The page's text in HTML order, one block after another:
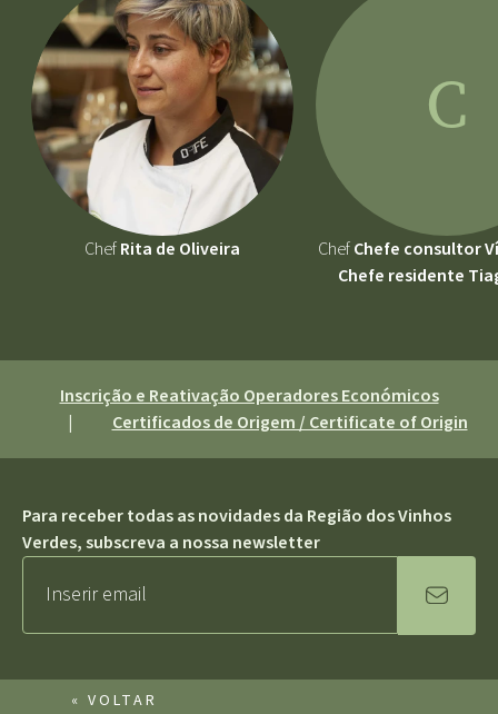
ChefRita de Oliveira
C
ChefChefe consultor
Chefe residente
Inscrição e Reativação Operadores Económicos
|
Certificados de Origem / Certificate of Origin
Para receber todas as novidades da Região dos Vinhos
Verdes, subscreva a nossa newsletter
« VOLTAR